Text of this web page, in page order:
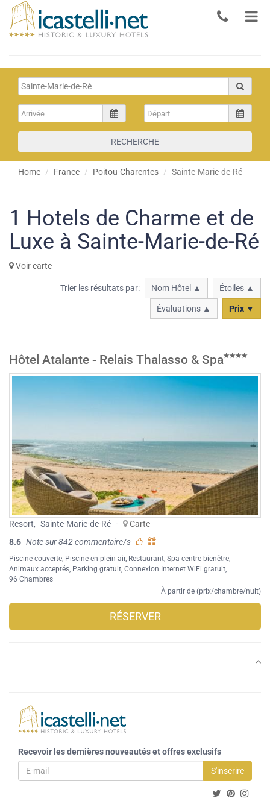
RECHERCHE
Home France Poitou-Charentes Sainte-Marie-de-Ré
1 Hotels de Charme et de
Luxe à Sainte-Marie-de-Ré
Voir carte
Trier les résultats par: Nom Hôtel ▲ Étoiles ▲
Évaluations ▲ Prix ▼
Hôtel Atalante - Relais Thalasso & Spa
Resort, Sainte-Marie-de-Ré -
Carte
8.6 Note sur 842 commentaire/s
Piscine couverte Piscine en plein air, Restaurant Spa centre bienêtre
Animaux acceptés Parking gratuit Connexion Internet WiFi gratuit
96 Chambres
À partir de (prix/chambre/nuit)
RÉSERVER
Recevoir les dernières nouveautés et offres exclusifs
S'inscrire